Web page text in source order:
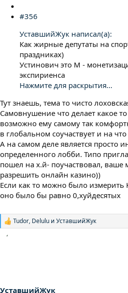
#356
УставшийЖук написал(а):
Как жирные депутаты на
праздниках)
Устинович это М -
экспириенса
Нажмите для раскрытия...
Тут знаешь, тема то чисто
Самовнушение что делает какое
возможно ему самому так
в глобальном соучаствует и на что
А на самом деле является просто
определенного лобби. Типо
пошел на х.й- поучаствовал, ваше
разрешить онлайн казино))
Если как то можно было измерить
оно было бы равно 0,хyйдесятых
Р
Tudor, Delulu и УставшийЖук
УставшийЖук